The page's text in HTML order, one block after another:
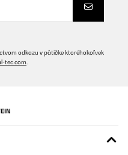
odkazu v pätičke ktoréhokoľvek
tec.com